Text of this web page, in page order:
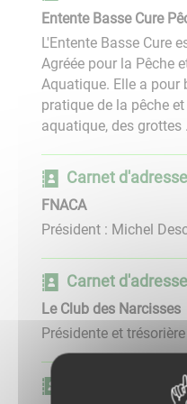
Entente Basse Cure
L'Entente Basse Cure
Agréée pour la Pêche
Aquatique. Elle a pour
pratique de la pêche
aquatique, des grottes
Carnet d'adresse
FNACA
Président : Michel
Carnet d'adresse
Le Club des Narcisses
Présidente et
Carnet d'adresse